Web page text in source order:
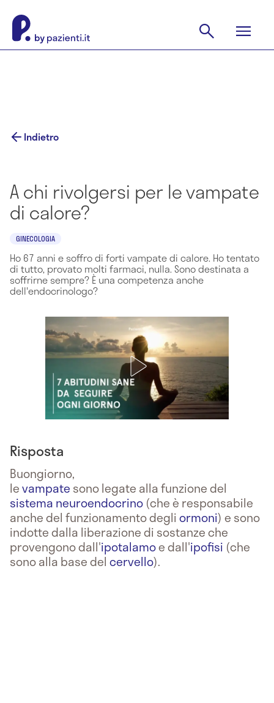
Indietro
A chi rivolgersi per le vampate
di calore?
GINECOLOGIA
Ho 67 anni e soffro di forti vampate di calore. Ho tentato
di tutto, provato molti farmaci, nulla. Sono destinata a
soffrirne sempre? È una competenza anche
dell'endocrinologo?
Risposta
Buongiorno,
levampate sono legate alla funzione del
sistema neuroendocrino (che è responsabile
anche del funzionamento degliormoni) e sono
indotte dalla liberazione di sostanze che
provengono dall'ipotalamoe dall'ipofisi (che
sono alla base del cervello).